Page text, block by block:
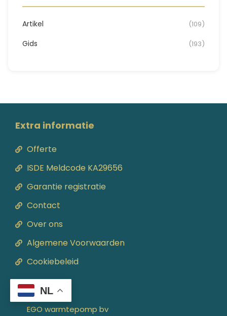
Artikel (109)
Gids (193)
Extra informatie
Offerte
ISDE Meldcode KA29656
Garantie registratie
Contact
Over ons
Algemene Voorwaarden
Cookiebeleid
Contact
EGO warmtepomp bv
NL